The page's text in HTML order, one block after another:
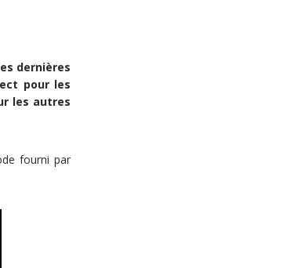
dernières
pour les
les autres
fourni par